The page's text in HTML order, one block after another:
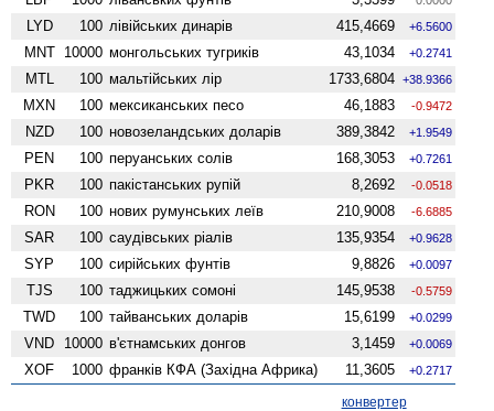
LYD 100 лівійських динарів 415,4669 +6.5600
MNT 10000 монгольських тугриків 43,1034 +0.2741
MTL 100 мальтійських лір 1733,6804 +38.9366
MXN 100 мексиканських песо 46,1883 -0.9472
NZD 100 ново­зеландських доларів 389,3842 +1.9549
PEN 100 перуанських солів 168,3053 +0.7261
PKR 100 пакістанських рупій 8,2692 -0.0518
RON 100 нових румунських леїв 210,9008 -6.6885
SAR 100 саудівських ріалів 135,9354 +0.9628
SYP 100 сирійських фунтів 9,8826 +0.0097
TJS 100 таджицьких сомоні 145,9538 -0.5759
TWD 100 тайванських доларів 15,6199 +0.0299
VND 10000 в'єтнамських донгов 3,1459 +0.0069
XOF 1000 франків КФА (Західна Африка) 11,3605 +0.2717
конвертер